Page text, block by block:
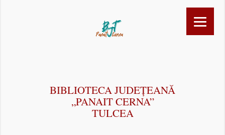
BIBLIOTECA JUDEȚEANĂ
„PANAIT CERNA”
TULCEA